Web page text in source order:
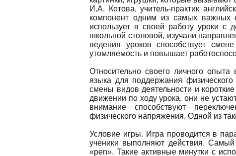
И.А. Котова, учитель-практик
компонент одним из самых важных
использует в своей работу уроки
школьной столовой, изучали
ведения уроков способствует
утомляемость и повышает
Относительно своего личного опыта
языка для поддержания
смены видов деятельности и
движении по ходу урока, они не
внимание способствуют
физического напряжения. Одной из
Условие игры. Игра проводится в
ученики выполняют действия.
«pen». Такие активные минутки с